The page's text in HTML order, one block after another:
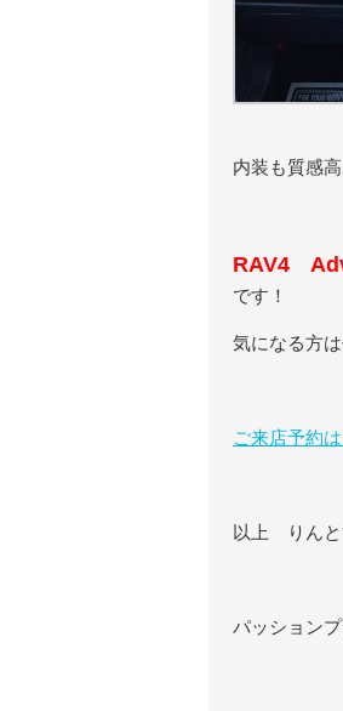
内装も質感
RAV4
です！
気になる方
ご来店予約
以上 りんと
パッション